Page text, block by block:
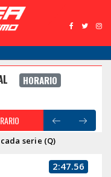
HORARIO
serie (Q)
2:47.56